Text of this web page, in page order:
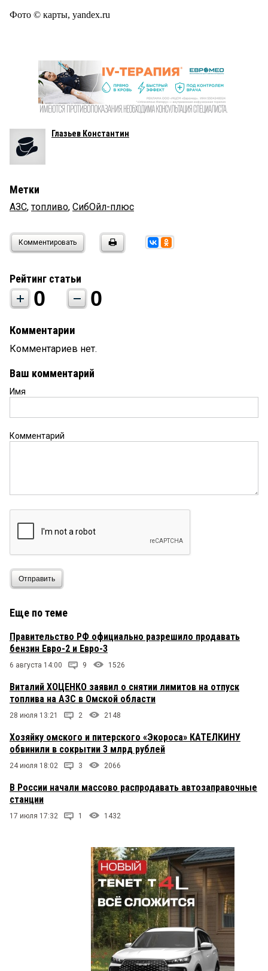
Фото © карты, yandex.ru
Глазьев Константин
Метки
АЗС,топливо, СибОйл-плюс
Комментировать
Рейтинг статьи
0 0
Комментарии
Комментариев нет.
Ваш комментарий
Имя
Комментарий
Отправить
Еще по теме
Правительство РФ официально разрешило продавать
бензин Евро-2 и Евро-3
6 августа 14:00 9 1526
Виталий ХОЦЕНКО заявил о снятии лимитов на отпуск
топлива на АЗС в Омской области
28 июля 13:21 2 2148
Хозяйку омского и питерского «Экороса» КАТЕЛКИНУ
обвинили в сокрытии 3 млрд рублей
24 июля 18:02 3 2066
В России начали массово распродавать автозаправочные
станции
17 июля 17:32 1 1432